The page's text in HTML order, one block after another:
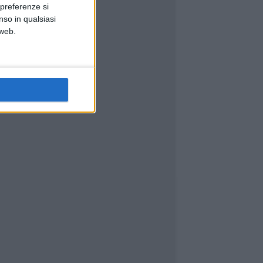
si
in qualsiasi